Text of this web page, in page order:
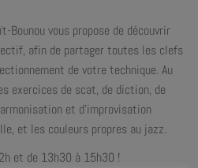
Bounou vous propose de découvrir
afin de partager toutes les clefs
de votre technique. Au
exercices de scat, de diction, de
et d’improvisation
et les couleurs propres au jazz.
et de 13h30 à 15h30 !